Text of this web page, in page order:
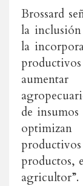
Brossard
la
la
de
productos,
agricultor”.